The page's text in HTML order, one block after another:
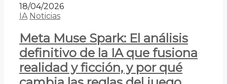
18/04/2026
IA Noticias
Meta Muse Spark: El análisis
definitivo de la IA que fusiona
realidad y ficción, y por qué